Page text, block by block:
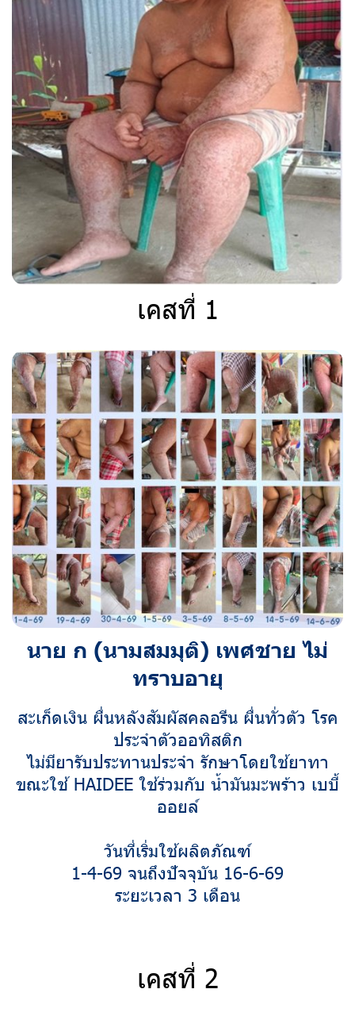
เคสที่ 1
นาย ก (นามสมมุติ) เพศชาย ไม่
ทราบอายุ
สะเก็ดเงิน ผื่นหลังสัมผัสคลอรีน ผื่นทั่วตัว โรค
ประจำตัวออทิสติก
ไม่มียารับประทานประจำ รักษาโดยใช้ยาทา
ขณะใช้ HAIDEE ใช้ร่วมกับ น้ำมันมะพร้าว เบบี้
ออยล์
วันที่เริ่มใช้ผลิตภัณฑ์
1-4-69 จนถึงปัจจุบัน 16-6-69
ระยะเวลา 3 เดือน
เคสที่ 2